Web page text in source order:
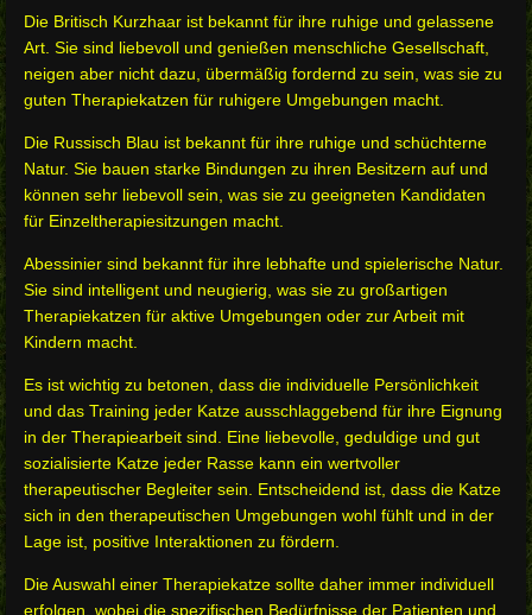
Die Britisch Kurzhaar ist bekannt für ihre ruhige und gelassene
Art. Sie sind liebevoll und genießen menschliche Gesellschaft,
neigen aber nicht dazu, übermäßig fordernd zu sein, was sie zu
guten Therapiekatzen für ruhigere Umgebungen macht.
Die Russisch Blau ist bekannt für ihre ruhige und schüchterne
Natur. Sie bauen starke Bindungen zu ihren Besitzern auf und
können sehr liebevoll sein, was sie zu geeigneten Kandidaten
für Einzeltherapiesitzungen macht.
Abessinier sind bekannt für ihre lebhafte und spielerische Natur.
Sie sind intelligent und neugierig, was sie zu großartigen
Therapiekatzen für aktive Umgebungen oder zur Arbeit mit
Kindern macht.
Es ist wichtig zu betonen, dass die individuelle Persönlichkeit
und das Training jeder Katze ausschlaggebend für ihre Eignung
in der Therapiearbeit sind. Eine liebevolle, geduldige und gut
sozialisierte Katze jeder Rasse kann ein wertvoller
therapeutischer Begleiter sein. Entscheidend ist, dass die Katze
sich in den therapeutischen Umgebungen wohl fühlt und in der
Lage ist, positive Interaktionen zu fördern.
Die Auswahl einer Therapiekatze sollte daher immer individuell
erfolgen, wobei die spezifischen Bedürfnisse der Patienten und